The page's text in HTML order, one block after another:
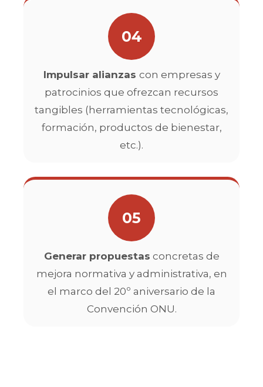
04
Impulsar alianzas con empresas y
patrocinios que ofrezcan recursos
tangibles (herramientas tecnológicas,
formación, productos de bienestar,
etc.).
05
Generar propuestas concretas de
mejora normativa y administrativa, en
el marco del 20º aniversario de la
Convención ONU.